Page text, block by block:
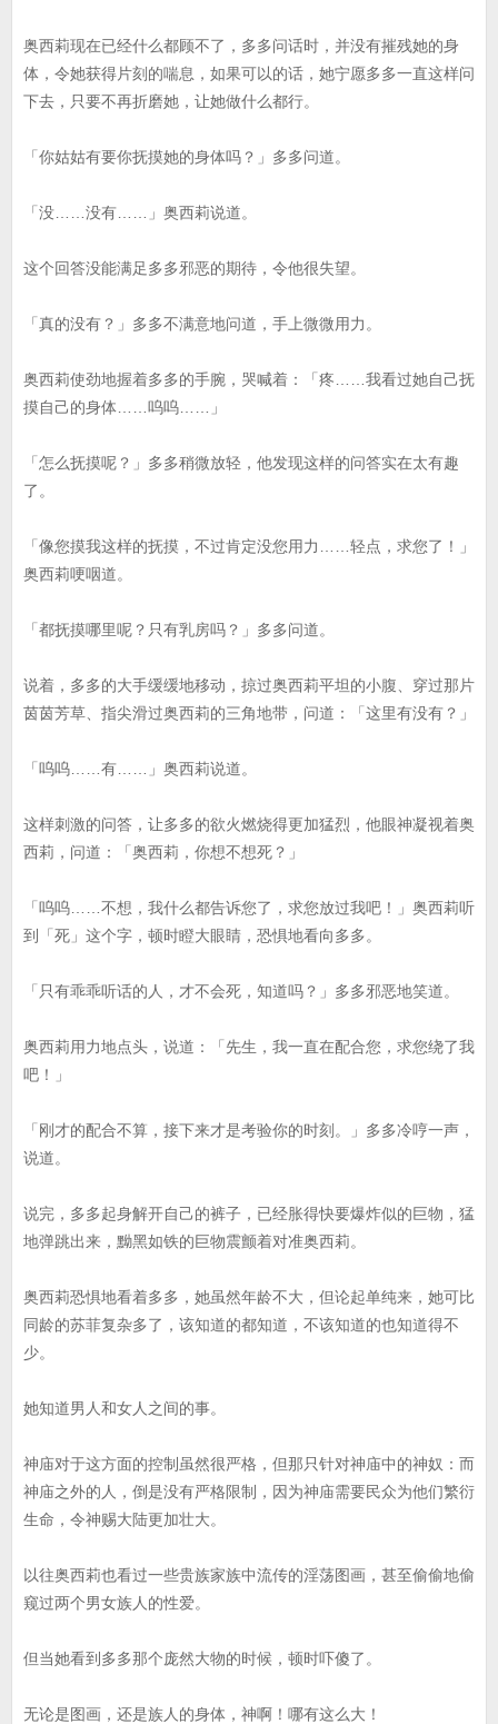
奥西莉现在已经什么都顾不了，多多问话时，并没有摧残她的身
体，令她获得片刻的喘息，如果可以的话，她宁愿多多一直这样问
下去，只要不再折磨她，让她做什么都行。
「你姑姑有要你抚摸她的身体吗？」多多问道。
「没……没有……」奥西莉说道。
这个回答没能满足多多邪恶的期待，令他很失望。
「真的没有？」多多不满意地问道，手上微微用力。
奥西莉使劲地握着多多的手腕，哭喊着：「疼……我看过她自己抚
摸自己的身体……呜呜……」
「怎么抚摸呢？」多多稍微放轻，他发现这样的问答实在太有趣
了。
「像您摸我这样的抚摸，不过肯定没您用力……轻点，求您了！」
奥西莉哽咽道。
「都抚摸哪里呢？只有乳房吗？」多多问道。
说着，多多的大手缓缓地移动，掠过奥西莉平坦的小腹、穿过那片
茵茵芳草、指尖滑过奥西莉的三角地带，问道：「这里有没有？」
「呜呜……有……」奥西莉说道。
这样刺激的问答，让多多的欲火燃烧得更加猛烈，他眼神凝视着奥
西莉，问道：「奥西莉，你想不想死？」
「呜呜……不想，我什么都告诉您了，求您放过我吧！」奥西莉听
到「死」这个字，顿时瞪大眼睛，恐惧地看向多多。
「只有乖乖听话的人，才不会死，知道吗？」多多邪恶地笑道。
奥西莉用力地点头，说道：「先生，我一直在配合您，求您绕了我
吧！」
「刚才的配合不算，接下来才是考验你的时刻。」多多冷哼一声，
说道。
说完，多多起身解开自己的裤子，已经胀得快要爆炸似的巨物，猛
地弹跳出来，黝黑如铁的巨物震颤着对准奥西莉。
奥西莉恐惧地看着多多，她虽然年龄不大，但论起单纯来，她可比
同龄的苏菲复杂多了，该知道的都知道，不该知道的也知道得不
少。
她知道男人和女人之间的事。
神庙对于这方面的控制虽然很严格，但那只针对神庙中的神奴：而
神庙之外的人，倒是没有严格限制，因为神庙需要民众为他们繁衍
生命，令神赐大陆更加壮大。
以往奥西莉也看过一些贵族家族中流传的淫荡图画，甚至偷偷地偷
窥过两个男女族人的性爱。
但当她看到多多那个庞然大物的时候，顿时吓傻了。
无论是图画，还是族人的身体，神啊！哪有这么大！